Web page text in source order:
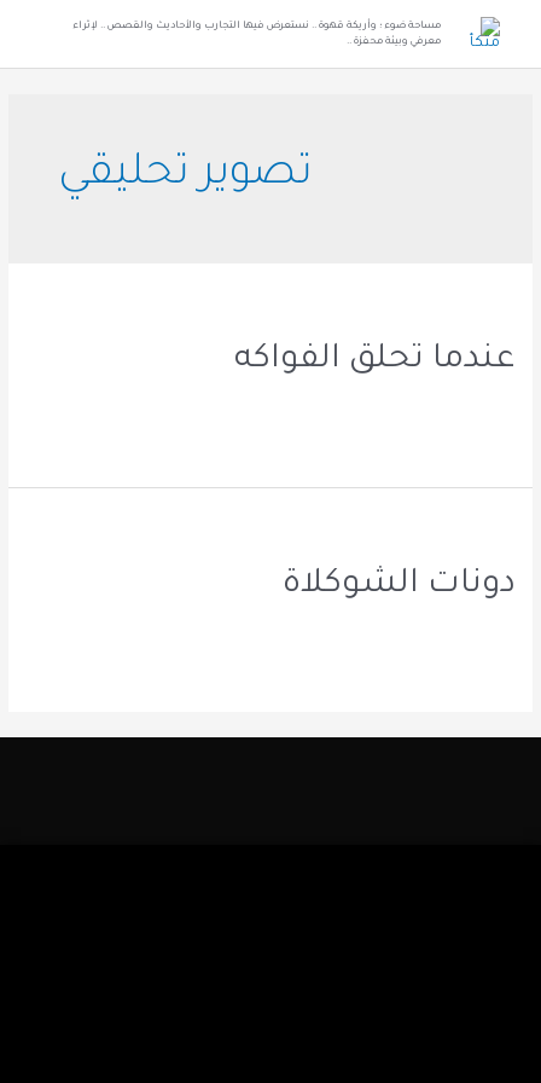
مساحة ضوء ؛ وأريكة قهوة .. نستعرض فيها التجارب والأحاديث والقصص .. لإثراء
معرفي وبيئة محفزة ..
تصوير تحليقي
عندما تحلق الفواكه
دونات الشوكلاة